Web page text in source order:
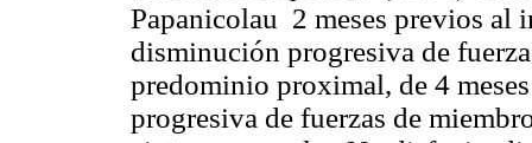
Papanicolau 2 meses previos al
disminución progresiva de
predominio proximal, de 4
progresiva de fuerzas de